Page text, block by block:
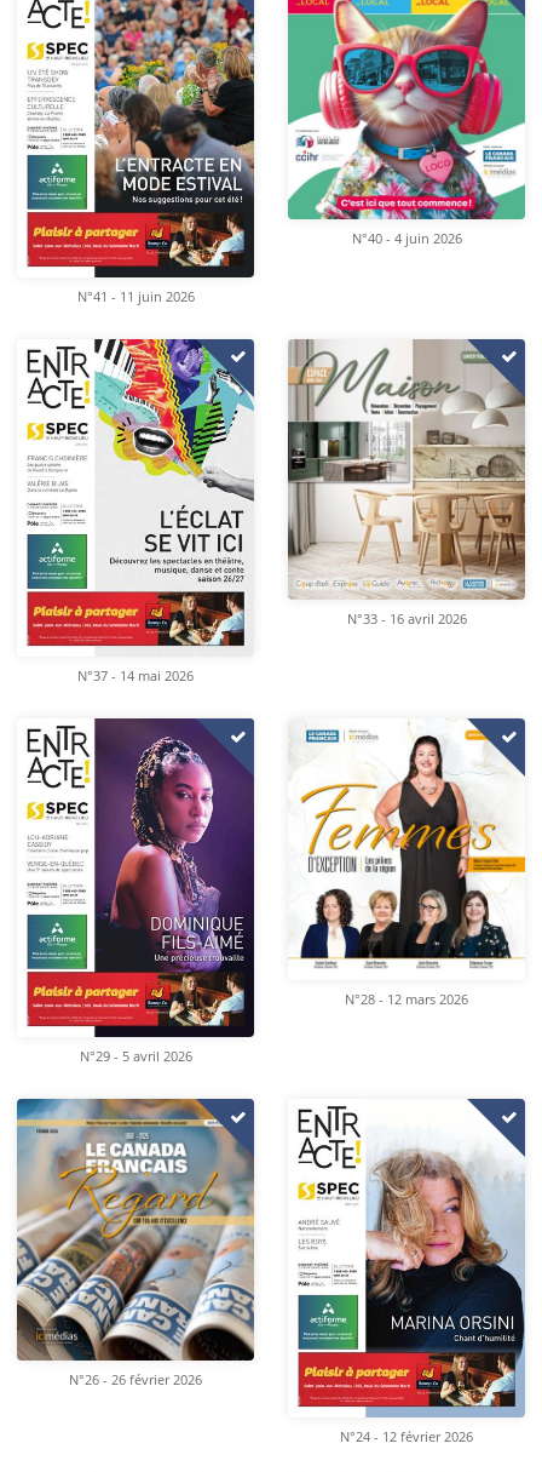
N°41 - 11 juin 2026
N°40 - 4 juin 2026
N°37 - 14 mai 2026
N°33 - 16 avril 2026
N°29 - 5 avril 2026
N°28 - 12 mars 2026
N°26 - 26 février 2026
N°24 - 12 février 2026